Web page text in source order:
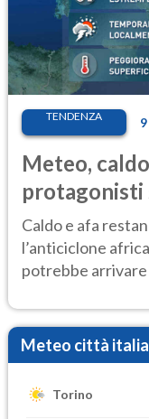
TENDENZA
Meteo,
protagonisti
Caldo e afa
l’anticiclone
potrebbe
Meteo città
Torino